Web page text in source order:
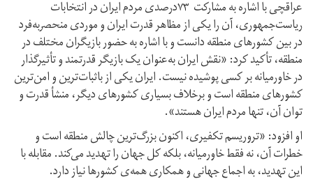
عراقچی با اشاره به مشارکت ۷۳درصدی مردم ایران در انتخابات
ریاست‌جمهوری، آن را یکی از مظاهر قدرت ایران و موردی منحصربه‌فرد
در بین کشورهای منطقه دانست و با اشاره به حضور بازیگران مختلف در
منطقه، تأکید کرد: «نقش ایران به‌عنوان یک بازیگر قدرتمند و تأثیرگذار
در خاورمیانه بر کسی پوشیده نیست. ایران یکی از باثبات‌ترین و امن‌ترین
کشورهای منطقه است و برخلاف بسیاری کشورهای دیگر، منشأ قدرت و
توان آن، تنها مردم ایران هستند».
او افزود: «تروریسم تکفیری، اکنون بزرگ‌ترین چالش منطقه است و
خطرات آن، نه فقط خاورمیانه، بلکه کل جهان را تهدید می‌کند. مقابله با
این تهدید، به اجماع جهانی و همکاری همه‌ی کشورها نیاز دارد.